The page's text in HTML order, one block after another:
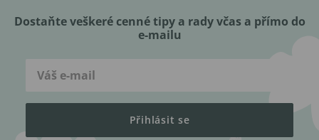
Dostaňte veškeré cenné tipy a rady včas a přímo do
e-mailu
Přihlásit se